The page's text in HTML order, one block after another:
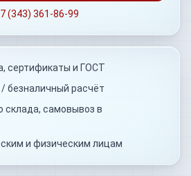
(343) 361-86-99
сертификаты и ГОСТ
безналичный расчёт
склада, самовывоз в
и физическим лицам